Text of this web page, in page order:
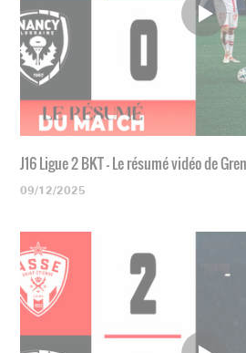
J16 Ligue 2 BKT - Le résumé vidéo de
09/12/2025